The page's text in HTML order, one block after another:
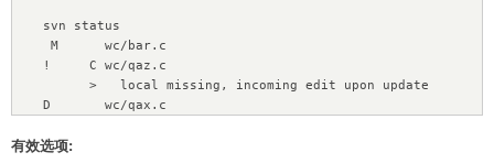
    D       wc/qax.c
有效选项: